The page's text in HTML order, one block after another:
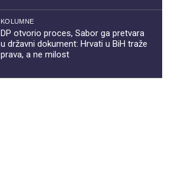
KOLUMNE
DP otvorio proces, Sabor ga pretvara
u državni dokument: Hrvati u BiH traže
prava, a ne milost